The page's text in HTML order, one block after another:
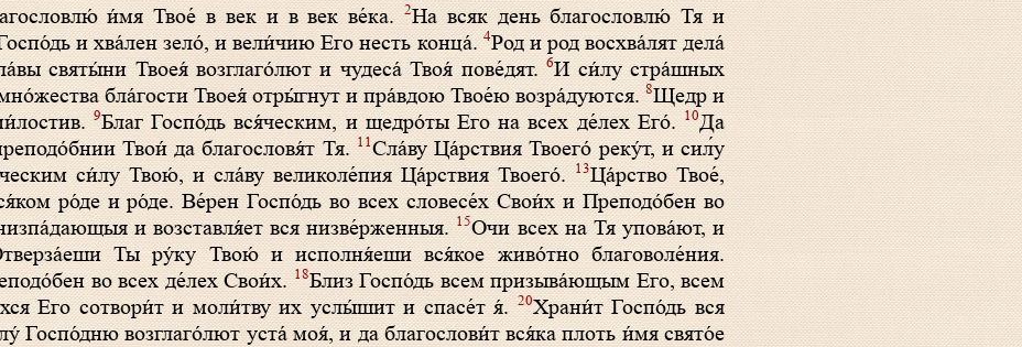
и́мя Твое́ в век и в век ве́ка.2На всяк день благословлю́ Тя и
и хва́лен зело́, и вели́чию Его несть конца́. 4Род и род восхва́лят дела́
святы́ни Твоея́ возглаго́лют и чудеса́ Твоя́ пове́дят.6И си́лу стра́шных
бла́гости Твоея́ отры́гнут и пра́вдою Твое́ю возра́дуются.8Щедр и
9Благ Госпо́дь вся́ческим, и щедро́ты Его на всех де́лех Его́. 10Да
Твои́ да благословя́т Тя. 11Сла́ву Ца́рствия Твоего́ реку́т, и сил́у
си́лу Твою́, и сла́ву великоле́пия Ца́рствия Твоего́.13Ца́рство Твое́,
ро́де и ро́де. Ве́рен Госпо́дь во всех словесе́х Свои́х и Преподо́бен во
и возставля́ет вся низве́рженныя.15Очи всех на Тя упова́ют, и
Ты ру́ку Твою́ и исполня́еши вся́кое живо́тно благоволе́ния.
во всех де́лех Свои́х. 18Близ Госпо́дь всем призыва́ющым Его, всем
Его сотвори́т и моли́тву их услы́шит и спасе́т я́.20Храни́т Госпо́дь вся
Госпо́дню возглаго́лют уста́ моя́, и да благослови́т вся́ка плоть и́мя свято́е